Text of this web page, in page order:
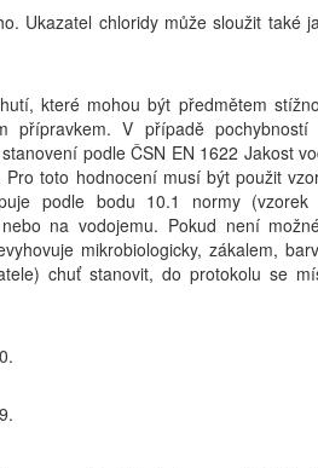
Ukazatel chloridy může sloužit také
které mohou být předmětem
přípravkem. V případě pochybností
podle ČSN EN 1622 Jakost
toto hodnocení musí být použit
podle bodu 10.1 normy (vzorek
na vodojemu. Pokud není
mikrobiologicky, zákalem,
chuť stanovit, do protokolu se